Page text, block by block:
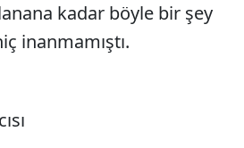
kadar böyle bir şey
inanmamıştı.